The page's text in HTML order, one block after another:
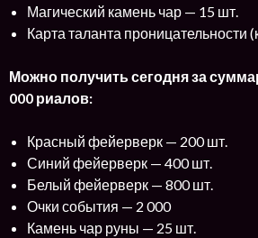
Магический камень чар — 15 шт.
Карта таланта проницательности
Можно получить сегодня за
000 риалов:
Красный фейерверк — 200 шт.
Синий фейерверк — 400 шт.
Белый фейерверк — 800 шт.
Очки события — 2 000
Камень чар руны — 25 шт.